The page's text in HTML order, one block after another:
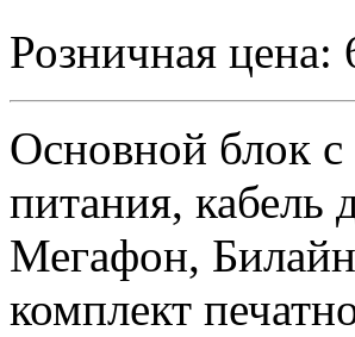
Розничная цена:
Основной блок
питания,
Мегафон,
комплект